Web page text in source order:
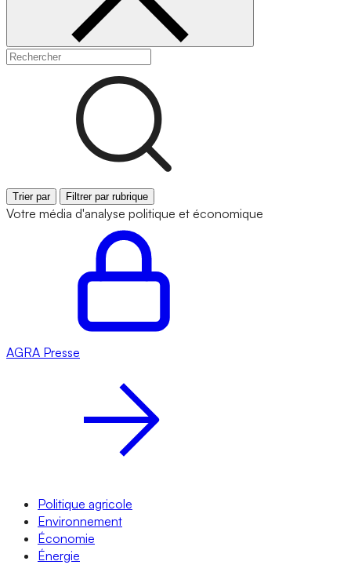
Trier par Filtrer par rubrique
Votre média d'analyse politique et économique
AGRA Presse
Politique agricole
Environnement
Économie
Énergie